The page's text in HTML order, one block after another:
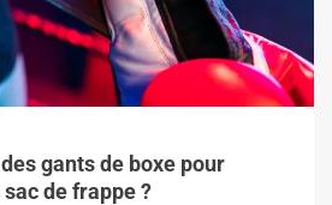
gants de boxe pour
sac de frappe ?